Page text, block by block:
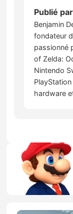
Publié par
Benjamin
fondateur
passionné
of Zelda:
Nintendo
hardware